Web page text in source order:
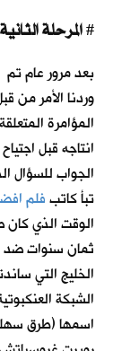
#
بعد مرور عام تم
وردنا الأمر من
المؤامرة
انتاجه قبل
الجواب للسؤال
تبأ كاتبفلم
الوقت الذي
ثمان سنوات ضد
الخليج التي
الشبكة
اسمها (طرق